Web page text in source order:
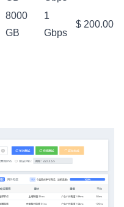
8000
GB
1
Gbps
$ 200.00